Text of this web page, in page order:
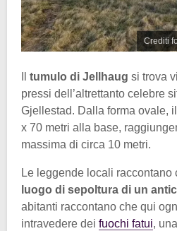
Crediti
tumulo di Jellhaug si trova
pressi dell’altrettanto celebre
Gjellestad. Dalla forma ovale,
x 70 metri alla base,
massima di circa 10 metri.
Le leggende locali raccontano
luogo di sepoltura di un
abitanti raccontano che qui
intravedere dei fuochi fatui,